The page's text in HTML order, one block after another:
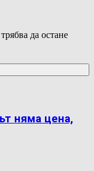
да остане
няма цена,